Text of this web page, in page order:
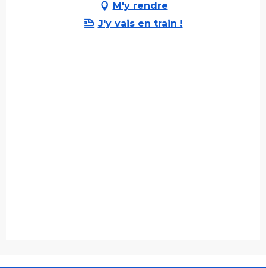
M'y rendre
J'y vais en train !